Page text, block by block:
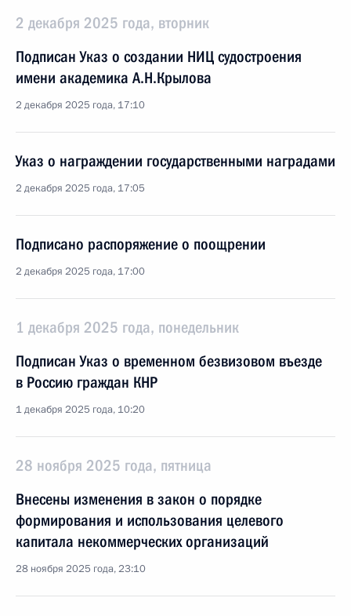
2 декабря 2025 года, вторник
Подписан Указ о создании НИЦ судостроения
имени академика А.Н.Крылова
2 декабря 2025 года, 17:10
Указ о награждении государственными наградами
2 декабря 2025 года, 17:05
Подписано распоряжение о поощрении
2 декабря 2025 года, 17:00
1 декабря 2025 года, понедельник
Подписан Указ о временном безвизовом въезде
в Россию граждан КНР
1 декабря 2025 года, 10:20
28 ноября 2025 года, пятница
Внесены изменения в закон о порядке
формирования и использования целевого
капитала некоммерческих организаций
28 ноября 2025 года, 23:10